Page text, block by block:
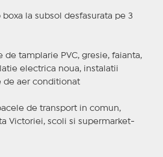
boxa la subsol desfasurata pe 3
de tamplarie PVC, gresie, faianta,
electrica noua, instalatii
de aer conditionat
de transport in comun,
Victoriei, scoli si supermarket-